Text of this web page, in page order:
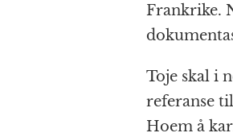
Frankrike.
Toje skal i
referanse
Hoem å